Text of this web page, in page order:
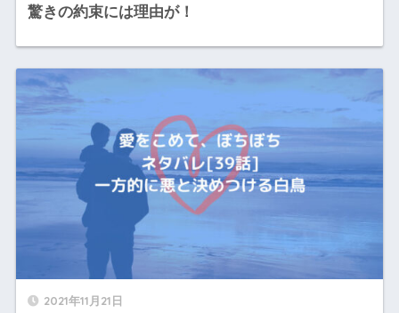
驚きの約束には理由が！
2021年11月21日